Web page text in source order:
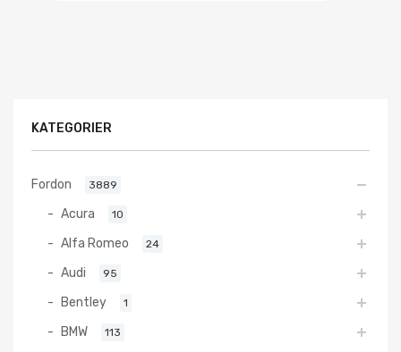
KATEGORIER
Fordon 3889
Acura 10
Alfa Romeo 24
Audi 95
Bentley 1
BMW 113